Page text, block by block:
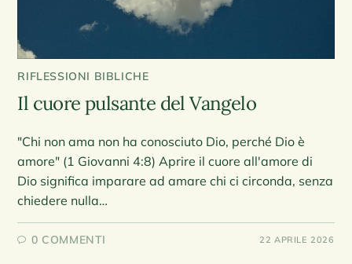
RIFLESSIONI BIBLICHE
Il cuore pulsante del Vangelo
"Chi non ama non ha conosciuto Dio, perché Dio è
amore" (1 Giovanni 4:8) Aprire il cuore all'amore di
Dio significa imparare ad amare chi ci circonda, senza
chiedere nulla…
0 COMMENTI 22 APRILE 2026